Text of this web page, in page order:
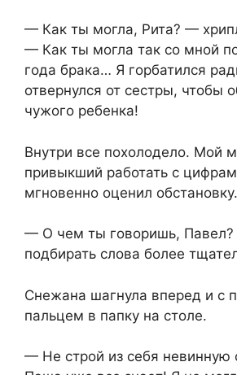
— Как ты могла, Рита? —
— Как ты могла так со мной
года брака… Я горбатился
отвернулся от сестры, чтобы
чужого ребенка!
Внутри все похолодело. Мой
привыкший работать с
мгновенно оценил обстановку.
— О чем ты говоришь, Павел?
подбирать слова более
Снежана шагнула вперед и с
пальцем в папку на столе.
— Не строй из себя невинную